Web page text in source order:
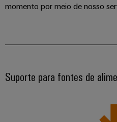
momento por meio de nosso
Suporte para fontes de